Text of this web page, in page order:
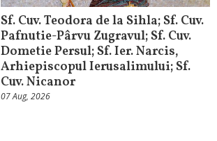
Sf. Cuv. Teodora de la Sihla; Sf. Cuv.
Pafnutie-Pârvu Zugravul; Sf. Cuv.
Dometie Persul; Sf. Ier. Narcis,
Arhiepiscopul Ierusalimului; Sf.
Cuv. Nicanor
07 Aug, 2026